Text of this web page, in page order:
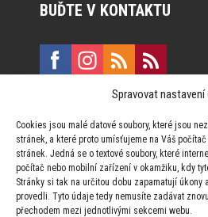
Spravovat
Cookies jsou malé datové soubory, které jsou
stránek, a které proto umísťujeme na Váš
stránek. Jedná se o textové soubory, které
počítač nebo mobilní zařízení v okamžiku, kdy
Stránky si tak na určitou dobu zapamatují úkony
provedli. Tyto údaje tedy nemusíte zadávat
přechodem mezi jednotlivými sekcemi webu.
BUĎTE V KONTAKTU
Vinohradská 190, 130 00 Praha 3
Za publikovaný obsah odpovídají